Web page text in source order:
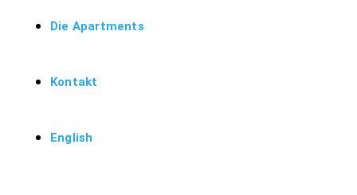
Die Apartments
Kontakt
English